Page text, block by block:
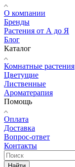
О компании
Бренды
Растения от А до Я
Блог
Каталог
Комнатные растения
Цветущие
Лиственные
Ароматерапия
Помощь
Оплата
Доставка
Вопрос-ответ
Контакты